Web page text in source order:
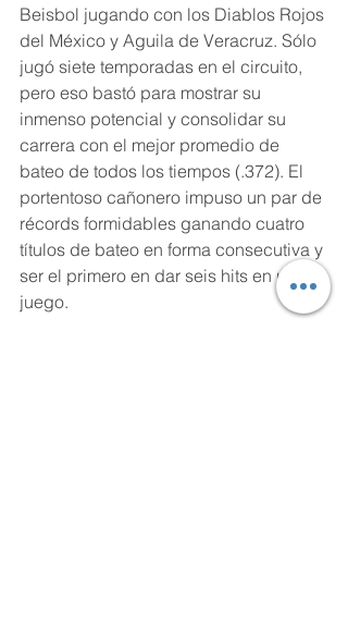
Beisbol jugando con los Diablos Rojos
del México y Aguila de Veracruz. Sólo
jugó siete temporadas en el circuito,
pero eso bastó para mostrar su
inmenso potencial y consolidar su
carrera con el mejor promedio de
bateo de todos los tiempos (.372). El
portentoso cañonero impuso un par de
récords formidables ganando cuatro
títulos de bateo en forma consecutiva y
ser el primero en dar seis hits en un
juego.